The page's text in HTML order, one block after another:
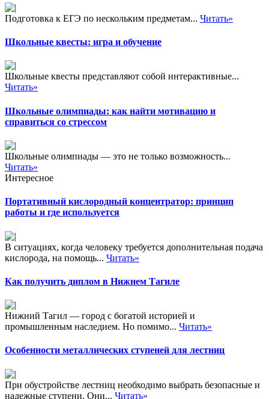
Подготовка к ЕГЭ по нескольким предметам... Читать»
Школьные квесты: игра и обучение
Школьные квесты представляют собой интерактивные...
Читать»
Школьные олимпиады: как найти мотивацию и
справиться со стрессом
Школьные олимпиады — это не только возможность...
Читать»
Интересное
Портативный кислородный концентратор: принцип
работы и где используется
В ситуациях, когда человеку требуется дополнительная подача
кислорода, на помощь... Читать»
Как получить диплом в Нижнем Тагиле
Нижний Тагил — город с богатой историей и
промышленным наследием. Но помимо... Читать»
Особенности металлических ступеней для лестниц
При обустройстве лестниц необходимо выбрать безопасные и
надежные ступени. Они... Читать»